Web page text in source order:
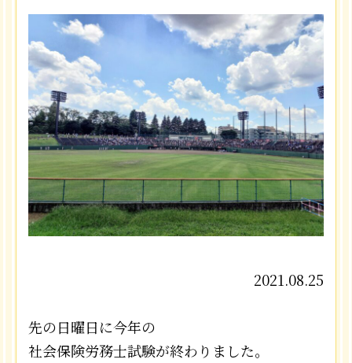
2021.08.25
先の日曜日に今年の
社会保険労務士試験が終わりました。